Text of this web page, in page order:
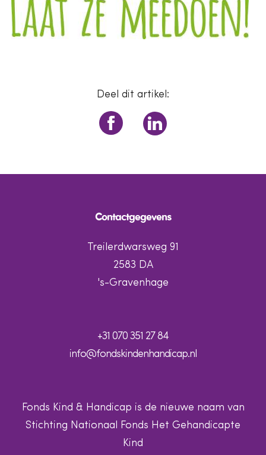
Deel dit artikel:
Contactgegevens
Treilerdwarsweg 91
2583 DA
's-Gravenhage
+31 070 351 27 84
info@fondskindenhandicap.nl
Fonds Kind & Handicap is de nieuwe naam van
Stichting Nationaal Fonds Het Gehandicapte
Kind